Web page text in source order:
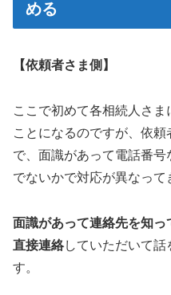
める
【依頼者さま側】
ここで初めて各相続人さま
ことになるのですが、依
で、面識があって電話番号
でないかで対応が異なって
面識があって連絡先を知っ
直接連絡していただいて話
す。